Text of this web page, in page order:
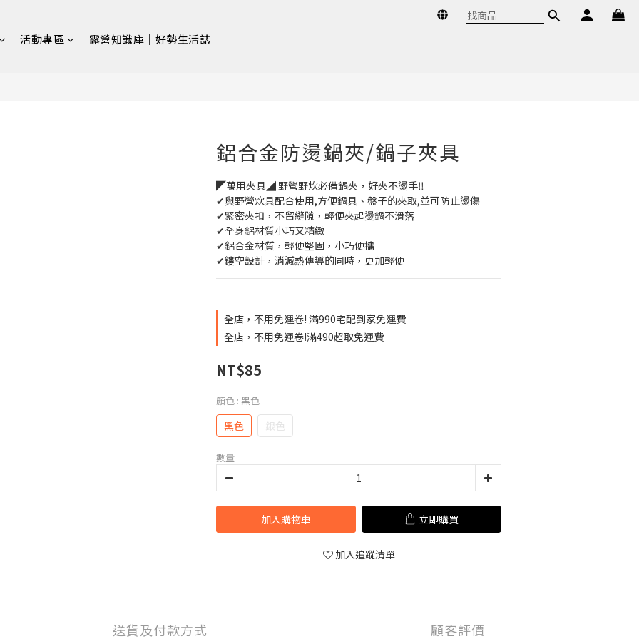
活動專區 露營知識庫｜好勢生活誌
鋁合金防燙鍋夾/鍋子夾具
◤萬用夾具◢ 野營野炊必備鍋夾，好夾不燙手‼️
✔與野營炊具配合使用,方便鍋具、盤子的夾取,並可防止燙傷
✔緊密夾扣，不留縫隙，輕便夾起燙鍋不滑落
✔全身鋁材質小巧又精緻
✔鋁合金材質，輕便堅固，小巧便攜
✔鏤空設計，消減熱傳導的同時，更加輕便
全店，不用免運卷! 滿990宅配到家免運費
全店，不用免運卷!滿490超取免運費
NT$85
顏色 : 黑色
黑色 銀色
數量
加入購物車 立即購買
加入追蹤清單
送貨及付款方式 顧客評價
立即購買